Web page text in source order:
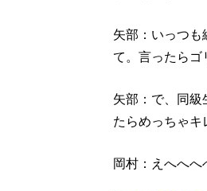
矢部：いっつも
て。言ったらゴ
矢部：で、同級
たらめっちゃキ
岡村：えへへへ